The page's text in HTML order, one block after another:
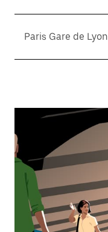
Paris Gare de Lyon